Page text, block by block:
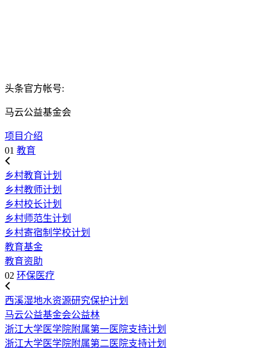
头条官方帐号:
马云公益基金会
项目介绍
01 教育
乡村教育计划
乡村教师计划
乡村校长计划
乡村师范生计划
乡村寄宿制学校计划
教育基金
教育资助
02 环保医疗
西溪湿地水资源研究保护计划
马云公益基金会公益林
浙江大学医学院附属第一医院支持计划
浙江大学医学院附属第二医院支持计划